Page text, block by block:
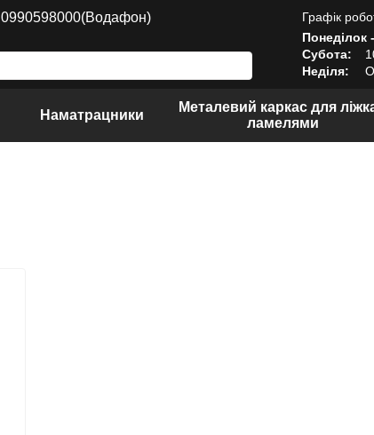
0990598000(Водафон)
Графік
Понеділок
Субота:
Неділя:
Наматрацники
Металевий каркас для
ламелями